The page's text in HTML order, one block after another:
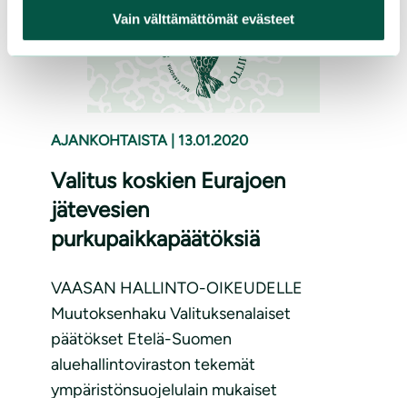
Vain välttämättömät evästeet
AJANKOHTAISTA 13.01.2020
Valitus koskien Eurajoen
jätevesien
purkupaikkapäätöksiä
VAASAN HALLINTO-OIKEUDELLE
Muutoksenhaku Valituksenalaiset
päätökset Etelä-Suomen
aluehallintoviraston tekemät
ympäristönsuojelulain mukaiset